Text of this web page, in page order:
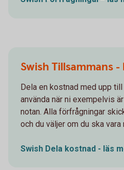
Swish Tillsammans
Dela en kostnad med upp
använda när ni exempelvis
notan. Alla förfrågningar
och du väljer om du ska vara
Swish Dela kostnad - läs